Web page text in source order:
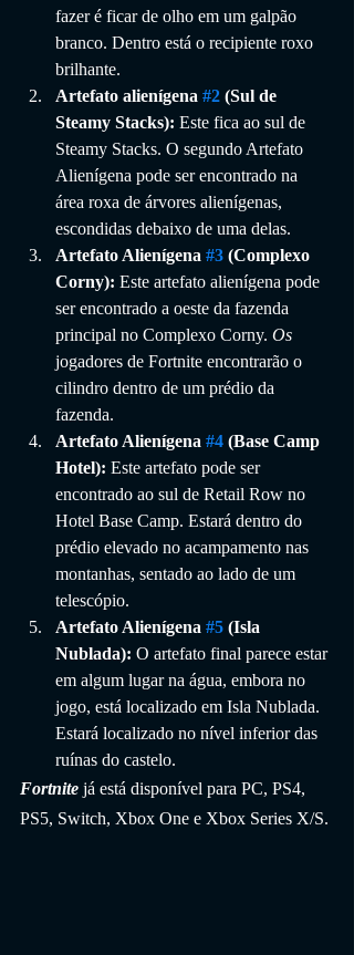
fazer é ficar de olho em um galpão
branco. Dentro está o recipiente roxo
brilhante.
Artefato alienígena #2 (Sul de
Steamy Stacks): Este fica ao sul de
Steamy Stacks. O segundo Artefato
Alienígena pode ser encontrado na
área roxa de árvores alienígenas,
escondidas debaixo de uma delas.
Artefato Alienígena #3 (Complexo
Corny): Este artefato alienígena pode
ser encontrado a oeste da fazenda
principal no Complexo Corny. Os
jogadores de Fortnite encontrarão o
cilindro dentro de um prédio da
fazenda.
Artefato Alienígena #4 (Base Camp
Hotel): Este artefato pode ser
encontrado ao sul de Retail Row no
Hotel Base Camp. Estará dentro do
prédio elevado no acampamento nas
montanhas, sentado ao lado de um
telescópio.
Artefato Alienígena #5 (Isla
Nublada): O artefato final parece estar
em algum lugar na água, embora no
jogo, está localizado em Isla Nublada.
Estará localizado no nível inferior das
ruínas do castelo.
Fortnite já está disponível para PC, PS4,
PS5, Switch, Xbox One e Xbox Series X/S.